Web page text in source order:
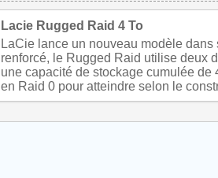
Lacie Rugged Raid 4 To
LaCie lance un nouveau modèle
renforcé, le Rugged Raid utilise deux
une capacité de stockage cumulée
en Raid 0 pour atteindre selon le